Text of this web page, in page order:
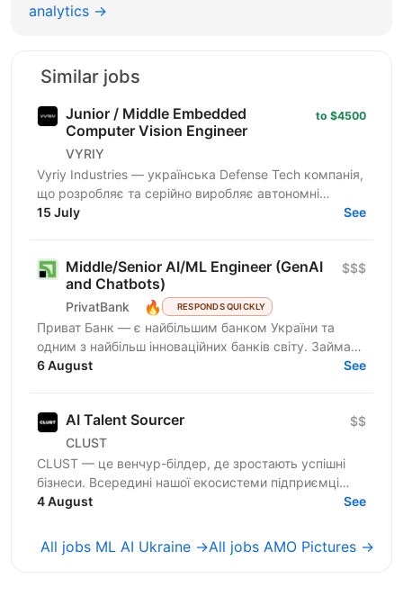
analytics →
Similar jobs
Junior / Middle Embedded
Computer Vision Engineer
VYRIY
to $4500
Vyriy Industries — українська Defense Tech компанія,
що розробляє та серійно виробляє автономні
системи для роботи в реальних бойових умовах для
15 July See
Middle/Senior AI/ML Engineer (GenAI
and Chatbots)
PrivatBank 🔥 RESPONDS QUICKLY
$$$
Приват Банк — є найбільшим банком України та
одним з найбільш інноваційних банків світу. Займає
лідируючі позиції за всіма фінансовими показниками
6 August See
AI Talent Sourcer
CLUST
$$
CLUST — це венчур-білдер, де зростають успішні
бізнеси. Всередині нашої екосистеми підприємці
запускають і масштабують проєкти, а профільні
4 August See
All jobs ML AI Ukraine →All jobs AMO Pictures →